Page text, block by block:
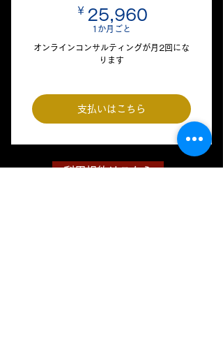
￥ 25,960
1か月ごと
オンラインコンサルティングが月2回にな
ります
支払いはこちら
利用規約はこちら